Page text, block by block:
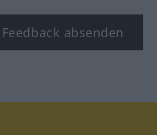
Feedback absenden